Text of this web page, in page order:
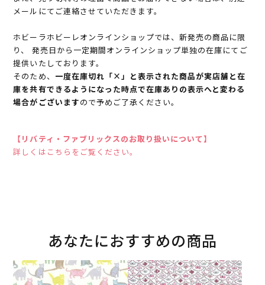
メールにてご連絡させていただきます。
ホビーラホビーレオンラインショップでは、新発売の商品に限
り、 発売日から一定期間オンラインショップ単独の在庫にてご
提供いたしております。
そのため、 一度在庫切れ「×」と表示された商品が実店舗と在
庫を共有できるようになった時点で在庫ありの表示へと変わる
場合がございますので予めご了承ください。
【リバティ・ファブリックスのお取り扱いについて】
詳しくはこちらをご覧ください。
あなたにおすすめの商品